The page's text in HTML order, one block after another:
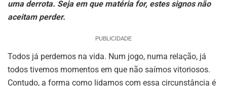
uma derrota. Seja em que matéria for, estes signos não
aceitam perder.
PUBLICIDADE
Todos já perdemos na vida. Num jogo, numa relação, já
todos tivemos momentos em que não saímos vitoriosos.
Contudo, a forma como lidamos com essa circunstância é